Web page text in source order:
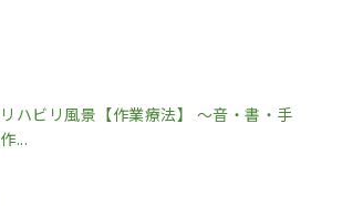
リハビリ風景【作業療法】 〜音・書・手
作...